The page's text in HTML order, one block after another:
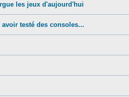
les jeux d'aujourd'hui
testé des consoles...